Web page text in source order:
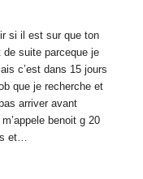
si il est sur que ton
de suite parceque je
c’est dans 15 jours
que je recherche et
arriver avant
benoit g 20
et…